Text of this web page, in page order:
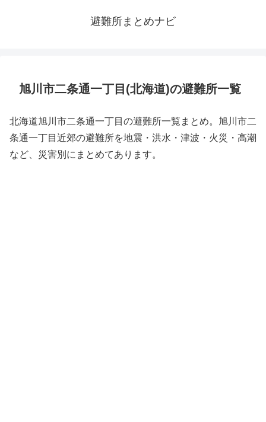
避難所まとめナビ
旭川市二条通一丁目(北海道)の避難所一覧
北海道旭川市二条通一丁目の避難所一覧まとめ。旭川市二
条通一丁目近郊の避難所を地震・洪水・津波・火災・高潮
など、災害別にまとめてあります。